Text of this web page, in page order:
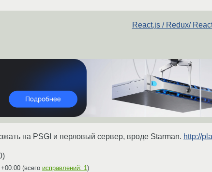
React.js / Redux/
на PSGI и перловый сервер, вроде Starman. http://
)
(всего исправлений: 1 )